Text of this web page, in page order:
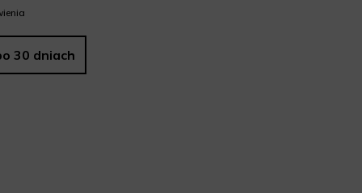
30 dniach